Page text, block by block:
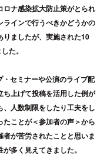
ナ感染拡大防止策がとられ
インで行うべきかどうかの
りましたが、実施された10
た。
セミナーや公演のライブ配
上げて投稿を活用した例が
人数制限をしたり工夫をし
ことが＜参加者の声＞から
が苦労されたことと思いま
多く見えてきました。